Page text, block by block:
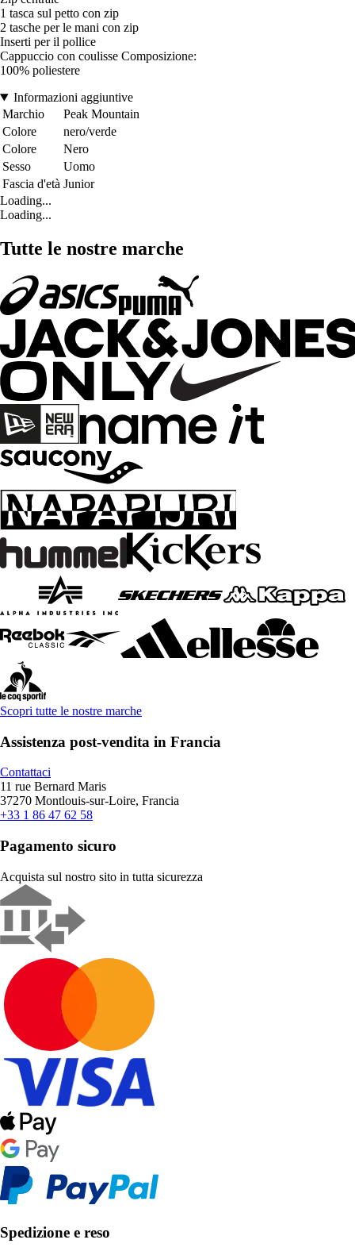
1 tasca sul petto con zip
2 tasche per le mani con zip
Inserti per il pollice
Cappuccio con coulisse Composizione:
100% poliestere
Informazioni aggiuntive
Marchio
Peak Mountain
Colore
nero/verde
Colore
Nero
Sesso
Uomo
Fascia d'età Junior
Loading...
Loading...
Tutte le nostre marche
Scopri tutte le nostre marche
Assistenza post-vendita in Francia
Contattaci
11 rue Bernard Maris
37270 Montlouis-sur-Loire, Francia
+33 1 86 47 62 58
Pagamento sicuro
Acquista sul nostro sito in tutta sicurezza
Spedizione e reso